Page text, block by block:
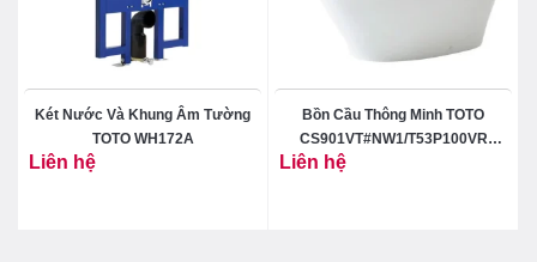
Két Nước Và Khung Âm Tường
TOTO WH172A
Liên hệ
Bồn Cầu Thông Minh TOTO
CS901VT#NW1/T53P100VR
Liên hệ